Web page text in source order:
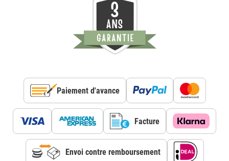
Paiement d'avance
Facture
Envoi contre remboursement